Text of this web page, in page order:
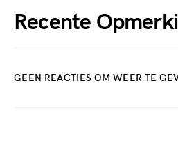
Recente
GEEN REACTIES OM WEER TE